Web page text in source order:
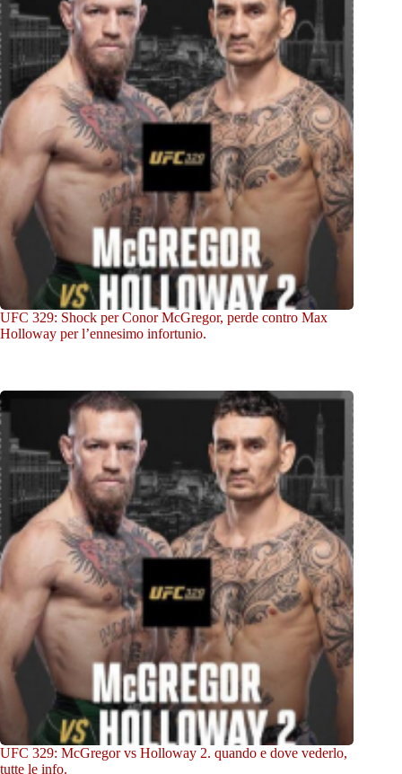
UFC 329: Shock per Conor McGregor, perde contro Max
Holloway per l’ennesimo infortunio.
UFC 329: McGregor vs Holloway 2. quando e dove vederlo,
tutte le info.